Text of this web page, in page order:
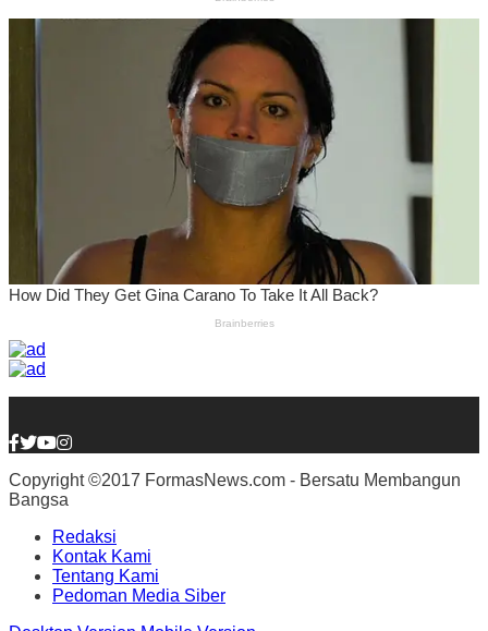
Copyright ©2017 FormasNews.com - Bersatu Membangun
Bangsa
Redaksi
Kontak Kami
Tentang Kami
Pedoman Media Siber